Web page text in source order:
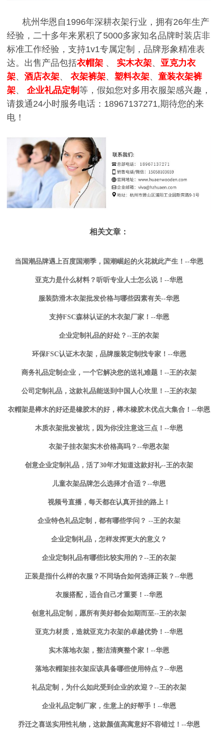
杭州华恩自1996年深耕衣架行业，拥有26年生产
经验，二十多年来累积了5000多家知名品牌时装店非
标准工作经验，支持1v1专属定制，品牌形象精准表
达。出售产品包括衣帽架 、 实木衣架、 亚克力衣
架、 酒店衣架、 衣架裤架、 塑料衣架、 童装衣架裤
架、 企业礼品定制 等，假如您对多用衣服架感兴趣，
请拨通24小时服务电话：18967137271,期待您的来
电！
相关文章：
当国潮品牌遇上百度国潮季，国潮崛起的火花就此产生！--华恩
亚克力是什么材料？听听专业人士怎么说！--华恩
服装防滑木衣架批发价格与哪些因素有关--华恩
支持FSC森林认证的木衣架厂家！--华恩
企业定制礼品的好处？--王的衣架
环保FSC认证木衣架，品牌服装定制找专家！--华恩
商务礼品定制企业，一个它解决您的送礼难题！--王的衣架
公司定制礼品，这款礼品能送到中国人心坎里！--王的衣架
衣帽架是榉木的好还是橡胶木的好，榉木橡胶木优点大集合！--华恩
木质衣架批发被坑，因为你没注意这三点！--华恩
衣架子挂衣架实木价格高吗？--华恩衣架
创意企业定制礼品，活了30年才知道这款好礼--王的衣架
儿童衣架品牌怎么选择才合适？--华恩
视频号直播，每天都在认真开挂的路上！
企业特色礼品定制，都有哪些学问？ --王的衣架
企业定制礼品，怎样发挥更大的意义？
企业定制礼品有哪些比较实用的？--王的衣架
正装是指什么样的衣服？不同场合如何选择正装？--华恩
衣服搭配，适合自己才重要！--华恩
创意礼品定制，愿所有美好都会如期而至--王的衣架
亚克力材质，造就亚克力衣架的卓越优势！--华恩
实木落地衣架，整洁清爽整个家！--华恩
落地衣帽架挂衣架应该具备哪些使用特点？--华恩
礼品定制，为什么如此受到企业的欢迎？--王的衣架
企业礼品定制厂家，生意上的好帮手！--华恩
乔迁之喜送实用性礼物，这款颜值高寓意好不容错过！--华恩